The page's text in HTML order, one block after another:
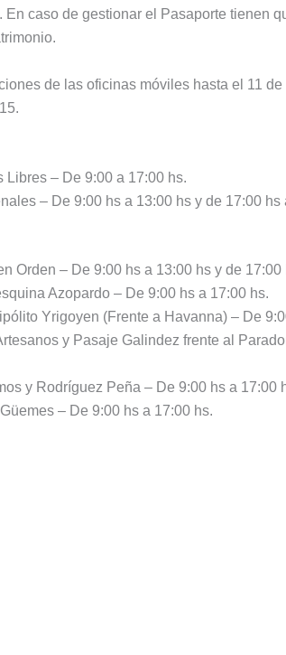
caso de gestionar el Pasaporte tienen
de las oficinas móviles hasta el 11
– De 9:00 a 17:00 hs.
– De 9:00 hs a 13:00 hs y de 17:00 hs
Orden – De 9:00 hs a 13:00 hs y de 17:00
Azopardo – De 9:00 hs a 17:00 hs.
Yrigoyen (Frente a Havanna) – De
y Pasaje Galindez frente al
y Rodríguez Peña – De 9:00 hs a 17:00
– De 9:00 hs a 17:00 hs.